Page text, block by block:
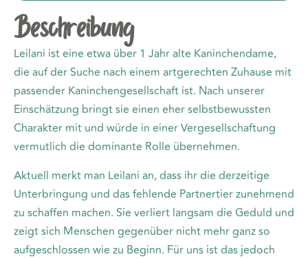
Beschreibung
Leilani ist eine etwa über 1 Jahr alte Kaninchendame,
die auf der Suche nach einem artgerechten Zuhause mit
passender Kaninchengesellschaft ist. Nach unserer
Einschätzung bringt sie einen eher selbstbewussten
Charakter mit und würde in einer Vergesellschaftung
vermutlich die dominante Rolle übernehmen.
Aktuell merkt man Leilani an, dass ihr die derzeitige
Unterbringung und das fehlende Partnertier zunehmend
zu schaffen machen. Sie verliert langsam die Geduld und
zeigt sich Menschen gegenüber nicht mehr ganz so
aufgeschlossen wie zu Beginn. Für uns ist das jedoch